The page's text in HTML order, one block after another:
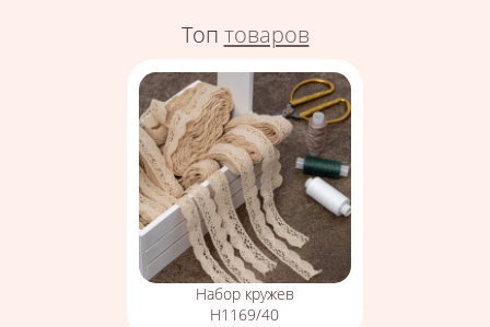
Топ товаров
Набор кружев
Н1169/40